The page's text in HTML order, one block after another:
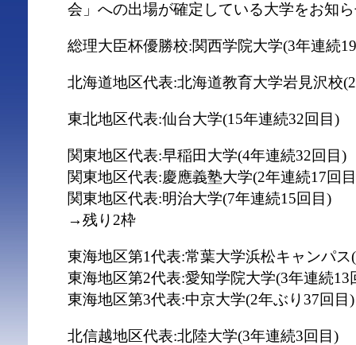
会」への出場が確定している大学をお知
総理大臣杯優勝校:関西学院大学(3年連続
北海道地区代表:北海道教育大学岩見沢校
東北地区代表:仙台大学(15年連続32回目)
関東地区代表:早稲田大学(4年連続32回目)
関東地区代表:慶應義塾大学(2年連続17回
関東地区代表:明治大学(7年連続15回目)
→残り2枠
東海地区第1代表:常葉大学浜松キャンパス
東海地区第2代表:愛知学院大学(3年連続13
東海地区第3代表:中京大学(2年ぶり37回目)
北信越地区代表:北陸大学(3年連続3回目)